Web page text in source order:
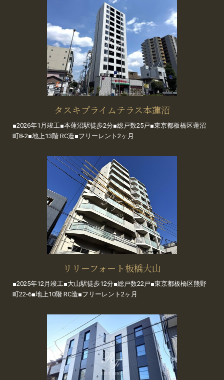
タスキプライムテラス本蓮沼
■2026年1月竣工■本蓮沼駅徒歩2分■総戸数25戸■東京都板橋区蓮沼
町8-2■地上13階 RC造■フリーレント2ヶ月
リリーフォート板橋大山
■2025年12月竣工■大山駅徒歩12分■総戸数22戸■東京都板橋区熊野
町22-6■地上10階 RC造■フリーレント2ヶ月